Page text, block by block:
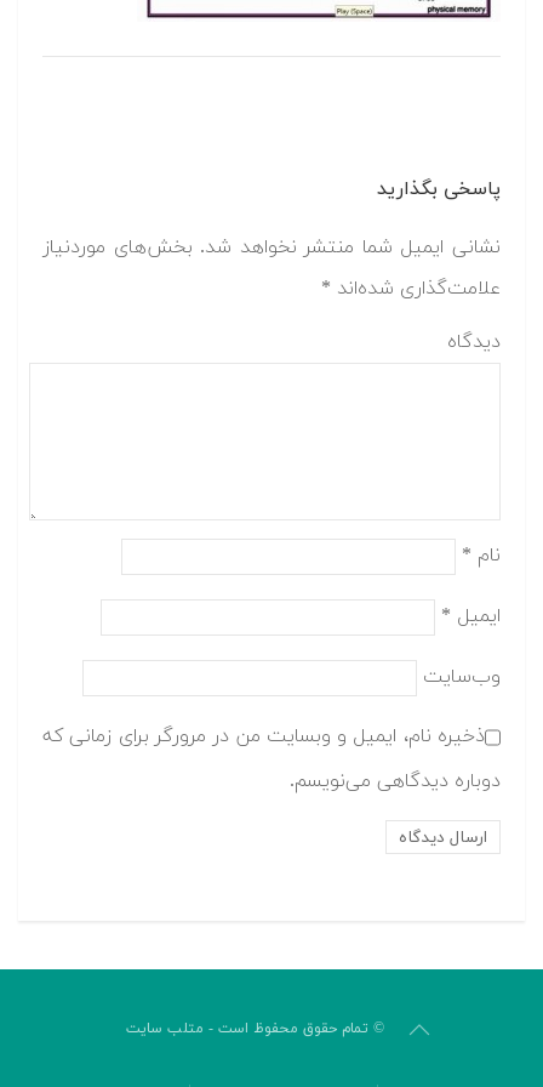
پاسخی بگذارید
نشانی ایمیل شما منتشر نخواهد شد. بخش‌های موردنیاز
علامت‌گذاری شده‌اند *
دیدگاه
نام *
ایمیل *
وب‌سایت
ذخیره نام، ایمیل و وبسایت من در مرورگر برای زمانی که
دوباره دیدگاهی می‌نویسم.
© تمام حقوق محفوظ است - متلب سایت